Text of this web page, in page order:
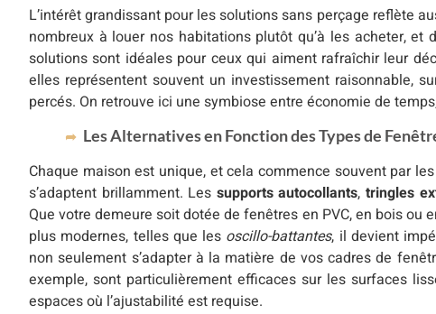
L’intérêt grandissant pour les solutions sans perçage reflète
nombreux à louer nos habitations plutôt qu’à les acheter,
solutions sont idéales pour ceux qui aiment rafraîchir leur
elles représentent souvent un investissement raisonnable,
percés. On retrouve ici une symbiose entre économie de
Les Alternatives en Fonction des Types de
Chaque maison est unique, et cela commence souvent par
s’adaptent brillamment. Les supports autocollants, tringles
Que votre demeure soit dotée de fenêtres en PVC, en bois
plus modernes, telles que les oscillo-battantes, il devient
non seulement s’adapter à la matière de vos cadres de
exemple, sont particulièrement efficaces sur les surfaces
espaces où l’ajustabilité est requise.